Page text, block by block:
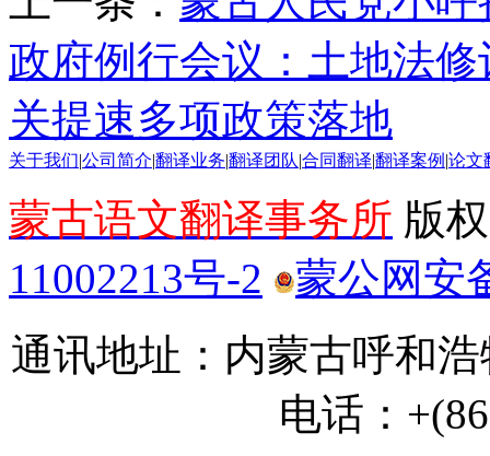
政府例行会议：土地法
关提速多项政策落地
关于我们 公司简介 翻译业务 翻译团队 合同翻译 翻译案例 论文
蒙古语文翻译事务所 版
11002213号-2
蒙公网安
通讯地址：内蒙古呼和
电话：